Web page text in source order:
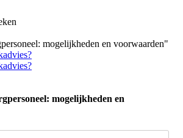
mogelijkheden en voorwaarden"
mogelijkheden en